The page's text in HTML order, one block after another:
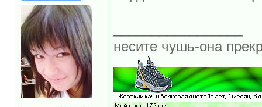
несите чушь-она